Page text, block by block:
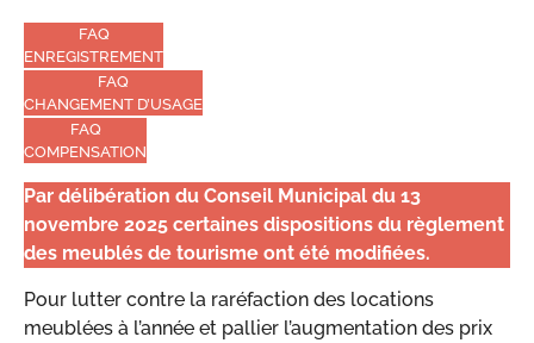
FAQ
ENREGISTREMENT
FAQ
CHANGEMENT D’USAGE
FAQ
COMPENSATION
Par délibération du Conseil Municipal du 13
novembre 2025 certaines dispositions du règlement
des meublés de tourisme ont été modifiées.
Pour lutter contre la raréfaction des locations
meublées à l’année et pallier l’augmentation des prix